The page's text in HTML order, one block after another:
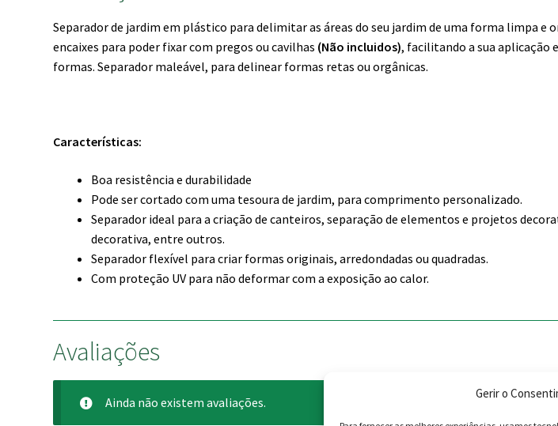
Gerir o
Separador de jardim em plástico para delimitar as áreas do seu jardim de uma forma limpa e
encaixes para poder fixar com pregos ou cavilhas (Não incluidos), facilitando a sua aplicação
formas. Separador maleável, para delinear formas retas ou orgânicas.
Características:
Boa resistência e durabilidade
Pode ser cortado com uma tesoura de jardim, para comprimento personalizado.
Separador ideal para a criação de canteiros, separação de elementos e projetos
decorativa, entre outros.
Separador flexível para criar formas originais, arredondadas ou quadradas.
Com proteção UV para não deformar com a exposição ao calor.
Avaliações
Ainda não existem avaliações.